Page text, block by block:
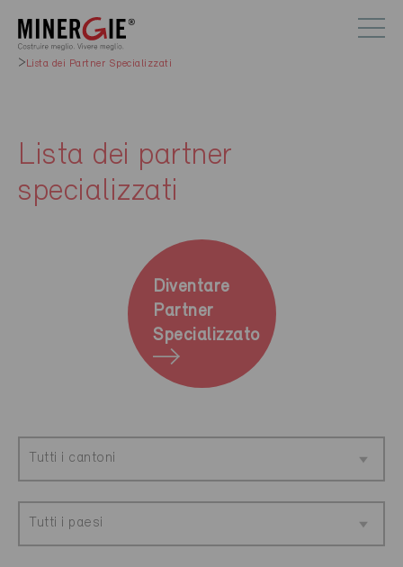
Lista dei Partner Specializzati
Lista dei partner
specializzati
Diventare
Partner
Specializzato
Tutti i cantoni
Tutti i paesi